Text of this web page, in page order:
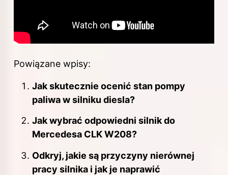
Powiązane wpisy:
Jak skutecznie ocenić stan pompy
paliwa w silniku diesla?
Jak wybrać odpowiedni silnik do
Mercedesa CLK W208?
Odkryj, jakie są przyczyny nierównej
pracy silnika i jak je naprawić